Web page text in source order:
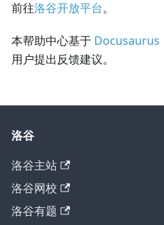
前往洛谷开放平台。
本帮助中心基于 Docusaurus
用户提出反馈建议。
洛谷
洛谷主站
洛谷网校
洛谷有题